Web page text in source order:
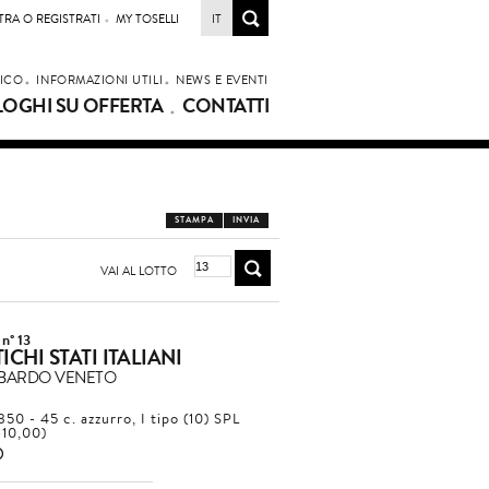
IT
O REGISTRATI MY TOSELLI
NEWS E EVENTI
INFORMAZIONI UTILI
SU OFFERTA CONTATTI
INVIA
STAMPA
VAI AL LOTTO
13
STATI ITALIANI
VENETO
- 45 c. azzurro, I tipo (10) SPL